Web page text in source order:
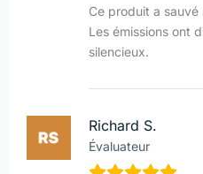
Ce produit a sauvé
Les émissions ont
silencieux.
Richard S.
Évaluateur